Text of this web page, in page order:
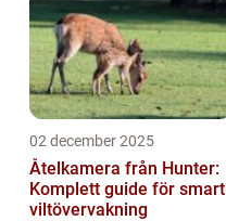
02 december 2025
Åtelkamera från Hunter:
Komplett guide för smart
viltövervakning